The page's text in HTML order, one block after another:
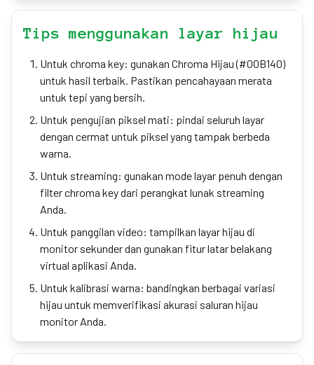
Tips menggunakan layar hijau
Untuk chroma key: gunakan Chroma Hijau (#00B140)
untuk hasil terbaik. Pastikan pencahayaan merata
untuk tepi yang bersih.
Untuk pengujian piksel mati: pindai seluruh layar
dengan cermat untuk piksel yang tampak berbeda
warna.
Untuk streaming: gunakan mode layar penuh dengan
filter chroma key dari perangkat lunak streaming
Anda.
Untuk panggilan video: tampilkan layar hijau di
monitor sekunder dan gunakan fitur latar belakang
virtual aplikasi Anda.
Untuk kalibrasi warna: bandingkan berbagai variasi
hijau untuk memverifikasi akurasi saluran hijau
monitor Anda.